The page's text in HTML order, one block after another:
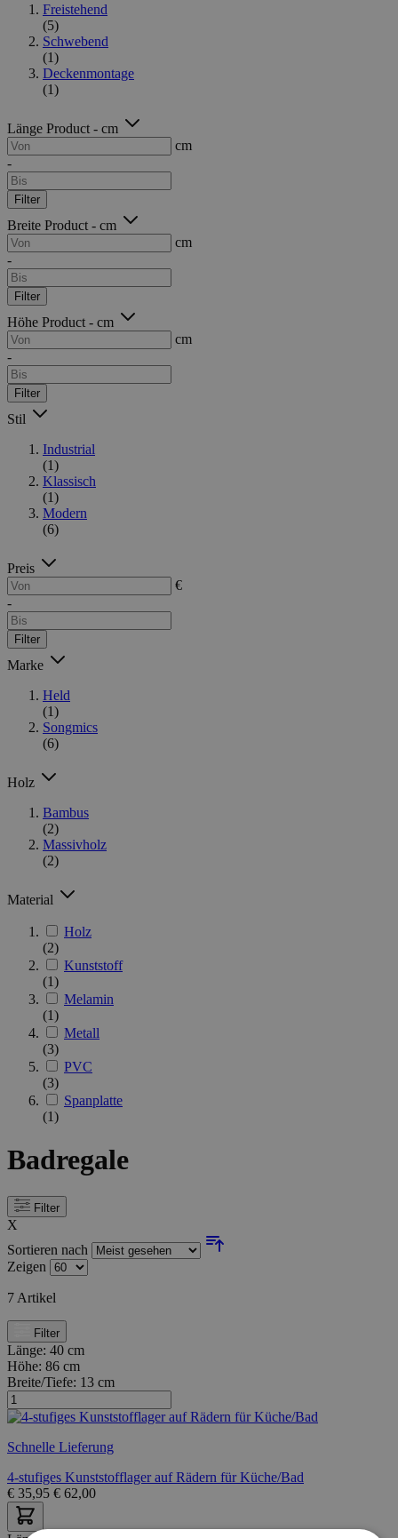
Freistehend
(5)
Schwebend
(1)
Deckenmontage
(1)
Länge Product - cm
cm
-
Filter
Breite Product - cm
cm
-
Filter
Höhe Product - cm
cm
-
Filter
Stil
Industrial
(1)
Klassisch
(1)
Modern
(6)
Preis
€
-
Filter
Marke
Held
(1)
Songmics
(6)
Holz
Bambus
(2)
Massivholz
(2)
Material
Holz
(2)
Kunststoff
(1)
Melamin
(1)
Metall
(3)
PVC
(3)
Spanplatte
(1)
Badregale
Filter
X
Sortieren nach
Zeigen
7 Artikel
Filter
Länge: 40 cm
Höhe: 86 cm
Breite/Tiefe: 13 cm
Schnelle Lieferung
4-stufiges Kunststofflager auf Rädern für Küche/Bad
€ 35,95 € 62,00